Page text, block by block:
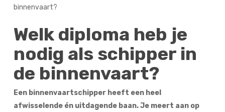
binnenvaart?
Welk diploma heb je
nodig als schipper in
de binnenvaart?
Een binnenvaartschipper heeft een heel
afwisselende én uitdagende baan. Je meert aan op